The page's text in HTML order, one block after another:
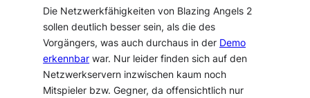
Die Netzwerkfähigkeiten von Blazing Angels 2
sollen deutlich besser sein, als die des
Vorgängers, was auch durchaus in der Demo
erkennbar war. Nur leider finden sich auf den
Netzwerkservern inzwischen kaum noch
Mitspieler bzw. Gegner, da offensichtlich nur